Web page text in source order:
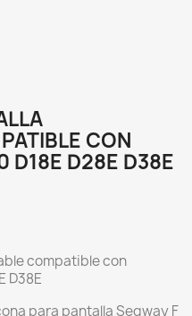
CON
D18E D28E D38E
compatible con
D38E
para pantalla Segway F